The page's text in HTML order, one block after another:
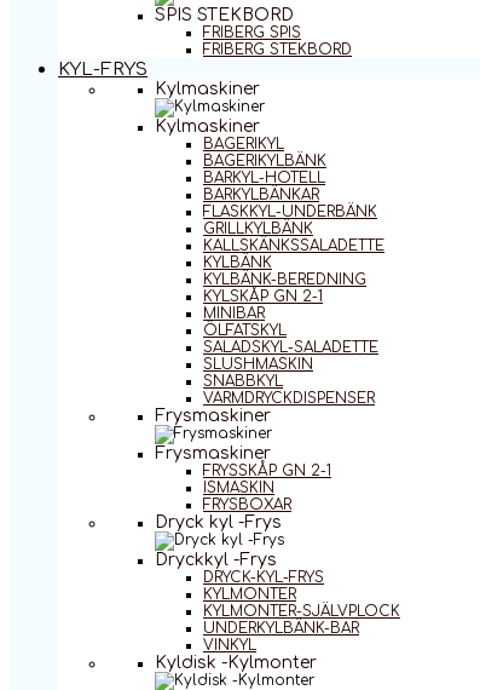
SPIS STEKBORD
FRIBERG SPIS
FRIBERG STEKBORD
KYL-FRYS
Kylmaskiner
Kylmaskiner
BAGERIKYL
BAGERIKYLBÄNK
BARKYL-HOTELL
BARKYLBÄNKAR
FLASKKYL-UNDERBÄNK
GRILLKYLBÄNK
KALLSKÄNKSSALADETTE
KYLBÄNK
KYLBÄNK-BEREDNING
KYLSKÅP GN 2-1
MINIBAR
ÖLFATSKYL
SALADSKYL-SALADETTE
SLUSHMASKIN
SNABBKYL
VARMDRYCKDISPENSER
Frysmaskiner
Frysmaskiner
FRYSSKÅP GN 2-1
ISMASKIN
FRYSBOXAR
Dryck kyl -Frys
Dryckkyl -Frys
DRYCK-KYL-FRYS
KYLMONTER
KYLMONTER-SJÄLVPLOCK
UNDERKYLBÄNK-BAR
VINKYL
Kyldisk -Kylmonter